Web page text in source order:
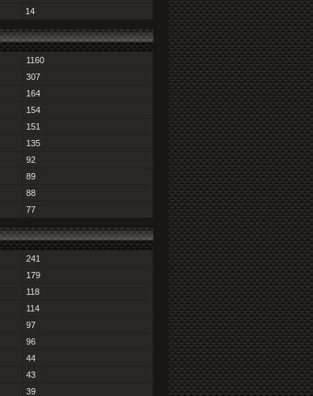
14
1160
307
164
154
151
135
92
89
88
77
241
179
118
114
97
96
44
43
39